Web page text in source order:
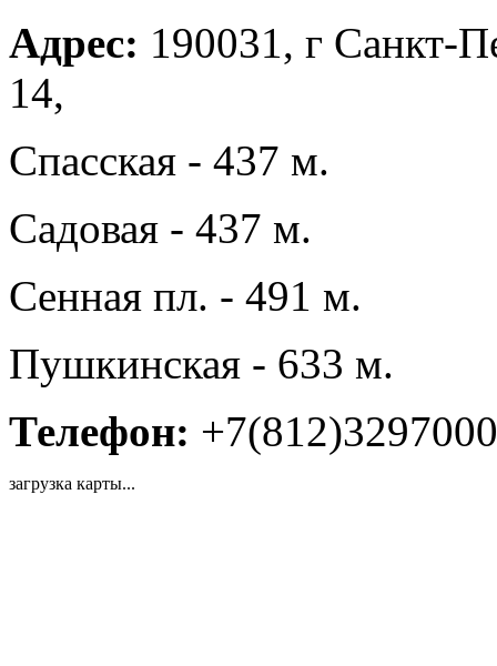
Адрес: 190031, г Санкт-
14,
Спасская - 437 м.
Садовая - 437 м.
Сенная пл. - 491 м.
Пушкинская - 633 м.
Телефон: +7(812)3297000
загрузка карты...